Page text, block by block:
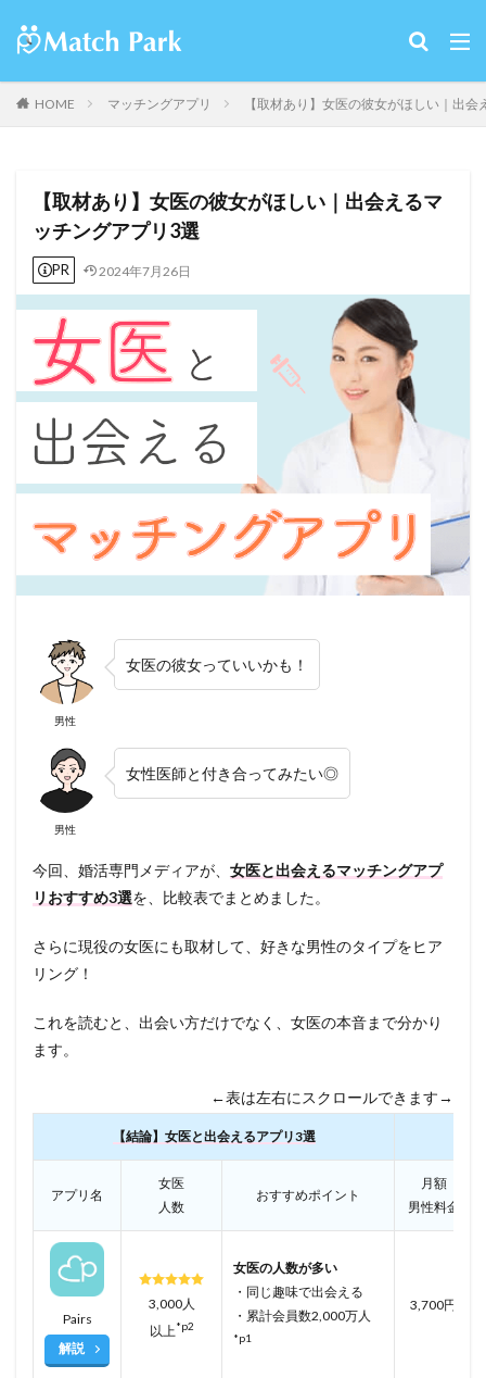
HOME マッチングアプリ 【取材あり】女医の彼女がほしい｜出
【取材あり】女医の彼女がほしい｜出会えるマ
ッチングアプリ3選
PR 2024年7月26日
男性
女医の彼女っていいかも！
男性
女性医師と付き合ってみたい◎
今回、婚活専門メディアが、 女医と出会えるマッチングアプ
リおすすめ3選を、比較表でまとめました。
さらに現役の女医にも取材して、好きな男性のタイプをヒア
リング！
これを読むと、出会い方だけでなく、女医の本音まで分かり
ます。
←表は左右にスクロールできます→
【結論】女医と出会えるアプリ3選
アプリ名
女医
人数
おすすめポイント
月額
男性料金
Pairs
解説
3,000人
以上*p2
女医の人数が多い
・同じ趣味で出会える
・累計会員数2,000万人
*p1
3,700円